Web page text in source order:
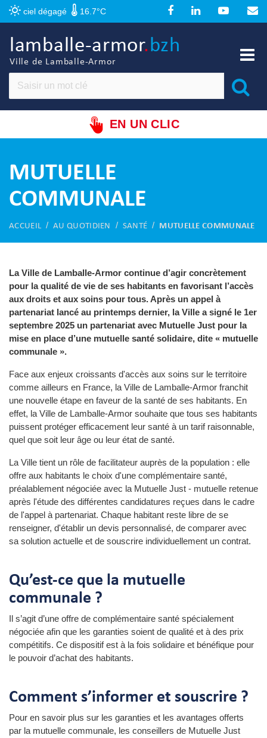
ciel dégagé 16.7°C
lamballe-armor.bzh
Ville de Lamballe-Armor
EN UN CLIC
MUTUELLE
COMMUNALE
ACCUEIL AU QUOTIDIEN SANTÉ MUTUELLE COMMUNALE
La Ville de Lamballe-Armor continue d’agir concrètement
pour la qualité de vie de ses habitants en favorisant l’accès
aux droits et aux soins pour tous. Après un appel à
partenariat lancé au printemps dernier, la Ville a signé le 1er
septembre 2025 un partenariat avec Mutuelle Just pour la
mise en place d’une mutuelle santé solidaire, dite « mutuelle
communale ».
Face aux enjeux croissants d'accès aux soins sur le territoire
comme ailleurs en France, la Ville de Lamballe-Armor franchit
une nouvelle étape en faveur de la santé de ses habitants. En
effet, la Ville de Lamballe-Armor souhaite que tous ses habitants
puissent protéger efficacement leur santé à un tarif raisonnable,
quel que soit leur âge ou leur état de santé.
La Ville tient un rôle de facilitateur auprès de la population : elle
offre aux habitants le choix d'une complémentaire santé,
préalablement négociée avec la Mutuelle Just - mutuelle retenue
après l'étude des différentes candidatures reçues dans le cadre
de l'appel à partenariat. Chaque habitant reste libre de se
renseigner, d'établir un devis personnalisé, de comparer avec
sa solution actuelle et de souscrire individuellement un contrat.
Qu’est-ce que la mutuelle
communale ?
Il s’agit d’une offre de complémentaire santé spécialement
négociée afin que les garanties soient de qualité et à des prix
compétitifs. Ce dispositif est à la fois solidaire et bénéfique pour
le pouvoir d’achat des habitants.
Comment s’informer et souscrire ?
Pour en savoir plus sur les garanties et les avantages offerts
par la mutuelle communale, les conseillers de Mutuelle Just
Panneau de gestion des cookies